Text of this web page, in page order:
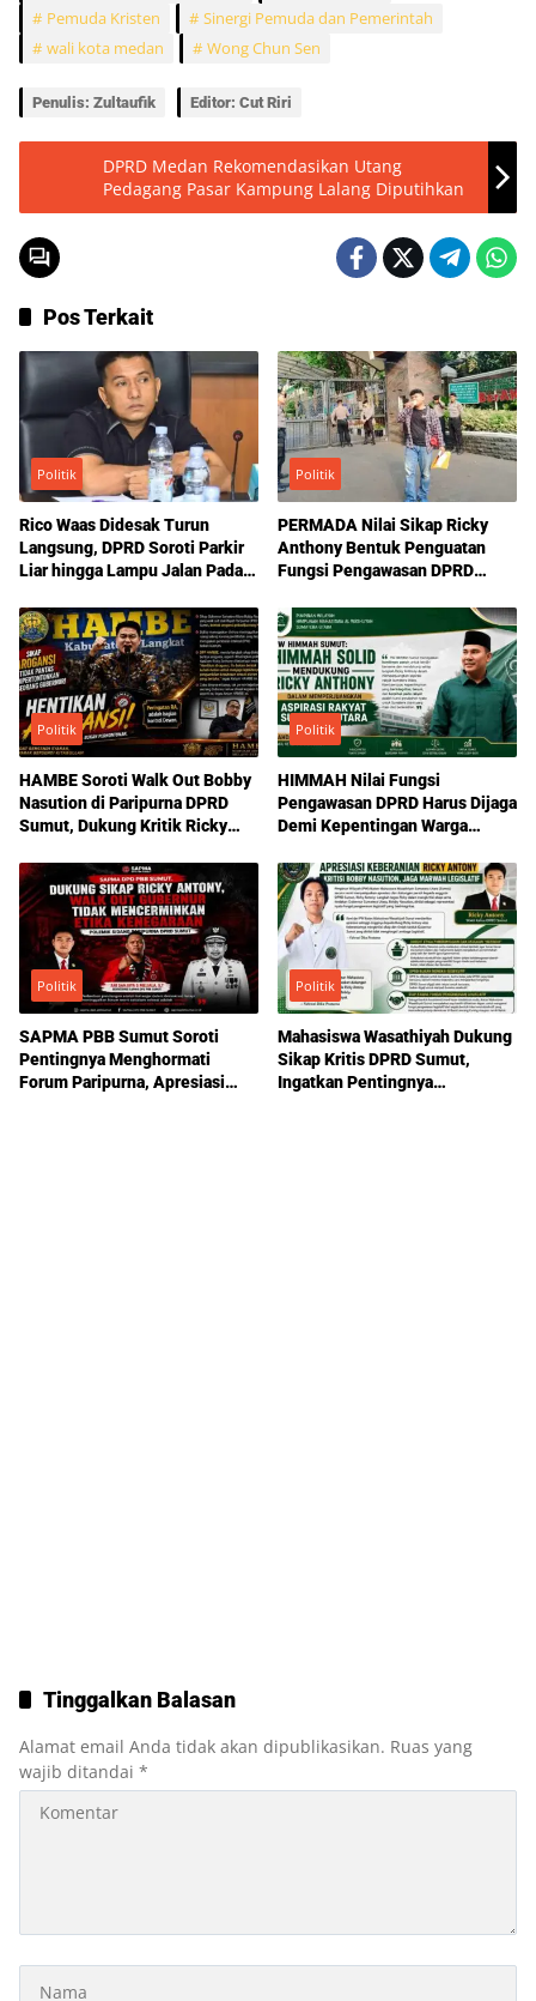
Pemuda Kristen
Sinergi Pemuda dan Pemerintah
wali kota medan
Wong Chun Sen
Penulis: Zultaufik Editor: Cut Riri
DPRD Medan Rekomendasikan Utang
Pedagang Pasar Kampung Lalang Diputihkan
Pos Terkait
Politik
Rico Waas Didesak Turun
Langsung, DPRD Soroti Parkir
Liar hingga Lampu Jalan Padam
Politik
PERMADA Nilai Sikap Ricky
Anthony Bentuk Penguatan
Fungsi Pengawasan DPRD
Politik
HAMBE Soroti Walk Out Bobby
Nasution di Paripurna DPRD
Sumut, Dukung Kritik Ricky
Politik
HIMMAH Nilai Fungsi
Pengawasan DPRD Harus Dijaga
Demi Kepentingan Warga
Politik
SAPMA PBB Sumut Soroti
Pentingnya Menghormati
Forum Paripurna, Apresiasi
Politik
Mahasiswa Wasathiyah Dukung
Sikap Kritis DPRD Sumut,
Ingatkan Pentingnya
Tinggalkan Balasan
Alamat email Anda tidak akan dipublikasikan. Ruas yang
wajib ditandai *